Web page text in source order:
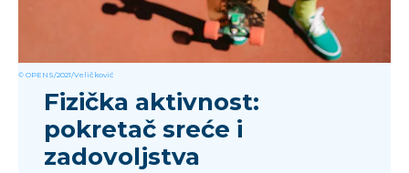
© OPENS/2021/Veličković
Fizička aktivnost:
pokretač sreće i
zadovoljstva